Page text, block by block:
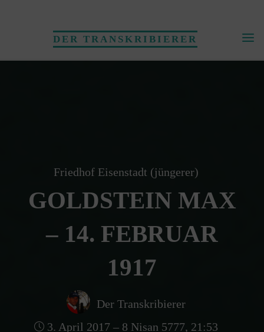
DER TRANSKRIBIERER
Friedhof Eisenstadt (jüngerer)
GOLDSTEIN MAX
– 14. FEBRUAR
1917
Der Transkribierer
3. April 2017 – 8 Nisan 5777, 21:53